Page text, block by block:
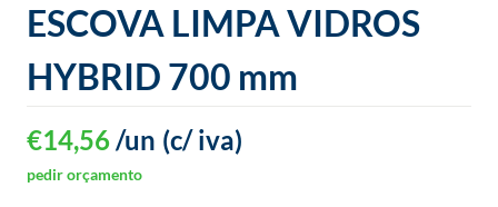
ESCOVA LIMPA VIDROS
HYBRID 700 mm
€14,56 (c/ iva)
/un
pedir orçamento